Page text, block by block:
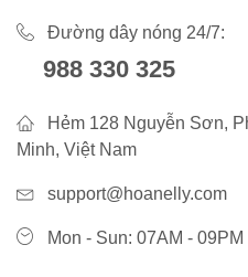
Đường dây nóng 24/7:
988 330 325
Hẻm 128 Nguyễn Sơn,
Minh, Việt Nam
support@hoanelly.com
Mon - Sun: 07AM - 09PM